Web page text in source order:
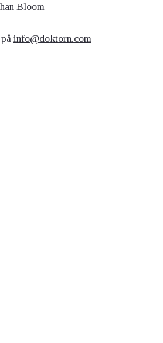
Bloom
info@doktorn.com